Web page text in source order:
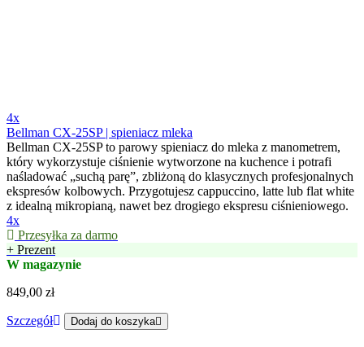
4x
Bellman CX-25SP | spieniacz mleka
Bellman CX-25SP to parowy spieniacz do mleka z manometrem,
który wykorzystuje ciśnienie wytworzone na kuchence i potrafi
naśladować „suchą parę”, zbliżoną do klasycznych profesjonalnych
ekspresów kolbowych. Przygotujesz cappuccino, latte lub flat white
z idealną mikropianą, nawet bez drogiego ekspresu ciśnieniowego.
4x
Przesyłka za darmo
+ Prezent
W magazynie
849,00 zł
Szczegół Dodaj do koszyka